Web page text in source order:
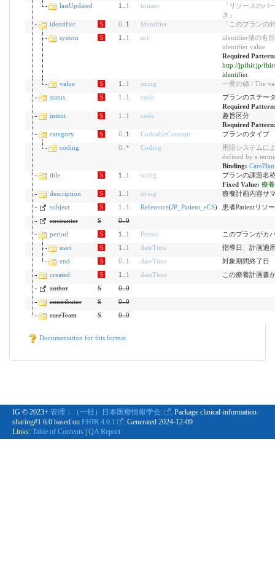
lastUpdated
1.. 1 instant
「リソースのバ
き」
identifier
S 0 ..1 Identifier
「このプランの
system
S 1.. 1 uri
identifier値の名前
identifier value
Required
http://jpfhir.jp/fhir/
identifier
value
S 1.. 1 string
一意の値 / The
status
S 1 1 code
プランのステー
Required
intent
S 1 1 code
趣旨区分
Required
category
S 0 ..1 CodeableConcept
プランのタイプ
coding
0 * Coding
用語システムに
defined by a
Binding:
title
S 1.. 1 string
プランの課題名
Fixed Value: 療
description
S 1.. 1 string
療養計画内容サ
subject
S 1 1 Reference(JP_Patient_eCS)
患者Patientリソ
encounter
S 0..0
period
S 1.. 1 Period
このプランがカ
start
S 1.. 1 dateTime
指導日、計画適
end
S 0 1 dateTime
対象期間終了日
created
S 1.. 1 dateTime
この療養計画書
author
S 0..0
contributor
S 0..0
careTeam
S 0..0
Documentation for this format
IG © 2023+ 管理：（一社）日本医療情報学会.
. Package clinical-information-
sharing#1.6.0 based on FHIR 4.0.1 . Generated 2024-12-09
Links: Table of Contents QA Report